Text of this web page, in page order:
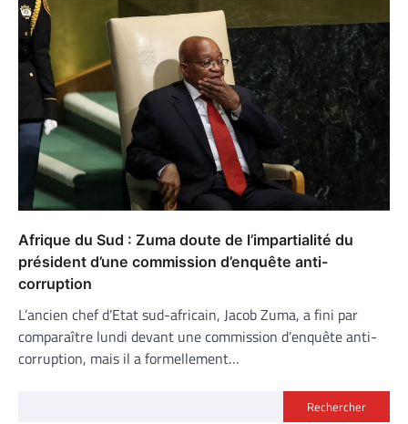
Afrique du Sud : Zuma doute de l’impartialité du
président d’une commission d’enquête anti-
corruption
L’ancien chef d’Etat sud-africain, Jacob Zuma, a fini par
comparaître lundi devant une commission d’enquête anti-
corruption, mais il a formellement…
Rechercher